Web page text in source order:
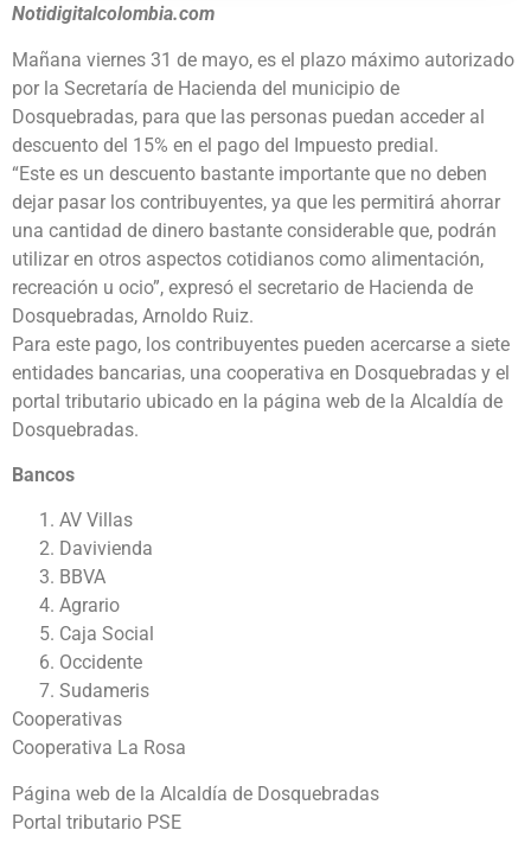
Notidigitalcolombia.com
Mañana viernes 31 de mayo, es el plazo máximo autorizado
por la Secretaría de Hacienda del municipio de
Dosquebradas, para que las personas puedan acceder al
descuento del 15% en el pago del Impuesto predial.
“Este es un descuento bastante importante que no deben
dejar pasar los contribuyentes, ya que les permitirá ahorrar
una cantidad de dinero bastante considerable que, podrán
utilizar en otros aspectos cotidianos como alimentación,
recreación u ocio”, expresó el secretario de Hacienda de
Dosquebradas, Arnoldo Ruiz.
Para este pago, los contribuyentes pueden acercarse a siete
entidades bancarias, una cooperativa en Dosquebradas y el
portal tributario ubicado en la página web de la Alcaldía de
Dosquebradas.
Bancos
AV Villas
Davivienda
BBVA
Agrario
Caja Social
Occidente
Sudameris
Cooperativas
Cooperativa La Rosa
Página web de la Alcaldía de Dosquebradas
Portal tributario PSE